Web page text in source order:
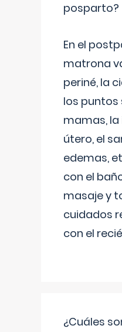
posparto?
En el
matrona
periné, la
los puntos
mamas, la
útero, el
edemas,
con el
masaje y
cuidados
con el
¿Cuáles